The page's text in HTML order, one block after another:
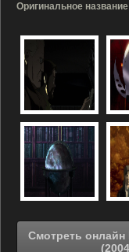
Оригинальное название
Смотреть онлайн Призрак в доспехах 2: Невинность